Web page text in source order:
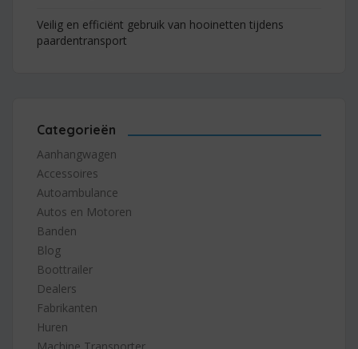
Veilig en efficiënt gebruik van hooinetten tijdens
paardentransport
Categorieën
Aanhangwagen
Accessoires
Autoambulance
Autos en Motoren
Banden
Blog
Boottrailer
Dealers
Fabrikanten
Huren